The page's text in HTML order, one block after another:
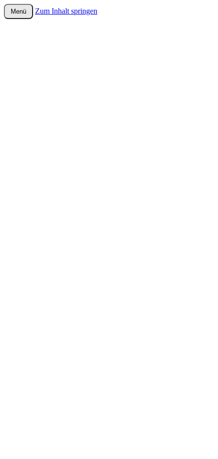
wurster-cartoon-blog.de
Menü Zum Inhalt springen